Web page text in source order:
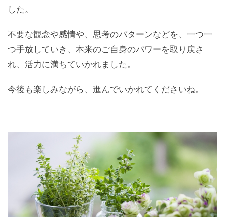
した。
不要な観念や感情や、思考のパターンなどを、一つ一
つ手放していき、本来のご自身のパワーを取り戻さ
れ、活力に満ちていかれました。
今後も楽しみながら、進んでいかれてくださいね。